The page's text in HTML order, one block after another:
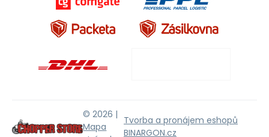
© 2026 |
Mapa
Tvorba a pronájem eshopů
BINARGON.cz